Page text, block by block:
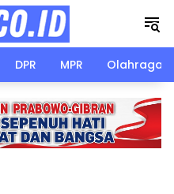
DPR MPR Olahraga